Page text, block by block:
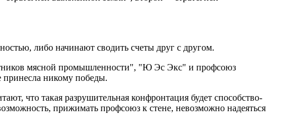
либо начинают сводить счеты друг с другом.
мясной промышленности", "Ю Эс Экс" и проф­союз
принесла никому победы.
что такая разрушительная конфронтация будет способство­
прижимать профсоюз к стене, невозможно надеяться